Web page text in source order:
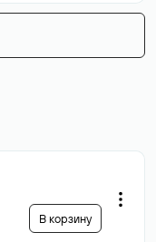
В корзину